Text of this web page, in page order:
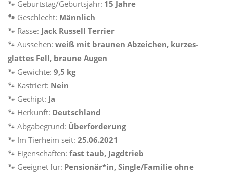
🐾 Geburtstag/Geburtsjahr: 15 Jahre
🐾 Geschlecht: Männlich
🐾 Rasse: Jack Russell Terrier
🐾 Aussehen: weiß mit braunen Abzeichen, kurzes-
glattes Fell, braune Augen
🐾 Gewichte: 9,5 kg
🐾 Kastriert: Nein
🐾 Gechipt: Ja
🐾 Herkunft: Deutschland
🐾 Abgabegrund: Überforderung
🐾 Im Tierheim seit: 25.06.2021
🐾 Eigenschaften: fast taub, Jagdtrieb
🐾 Geeignet für: Pensionär*in, Single/Familie ohne